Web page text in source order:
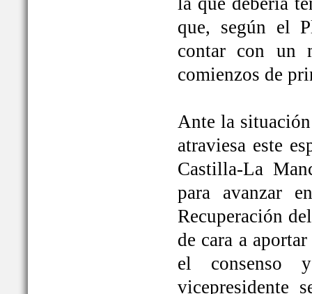
que, según el
contar con un
comienzos de
Ante la
atraviesa este
Castilla-La
para avanzar
Recuperación
de cara a
el consenso
vicepresidente